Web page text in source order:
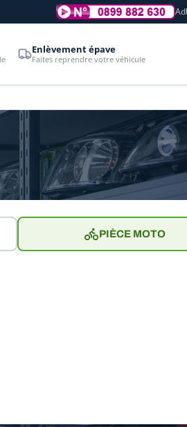
Enlèvement épave
Faites reprendre votre véhicule
PIÈCE MOTO